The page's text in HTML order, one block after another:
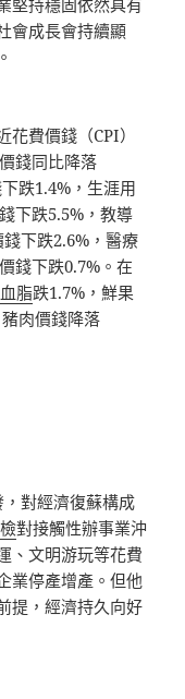
堅持穩固依然具有
會成長會持續顯
費價錢（CPI）
錢同比降落
跌1.4%，生涯用
下跌5.5%，教導
錢下跌2.6%，醫療
錢下跌0.7%。在
脂跌1.7%，鮮果
肉價錢降落
對經濟復蘇構成
對接觸性辦事業沖
、文明游玩等花費
業停產增產。但他
提，經濟持久向好